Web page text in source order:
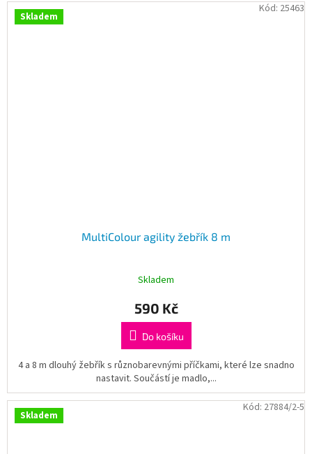
Skladem
MultiColour agility žebřík 8 m
Skladem
590 Kč
Do košíku
4 a 8 m dlouhý žebřík s různobarevnými příčkami, které lze snadno
nastavit. Součástí je madlo,...
Kód: 25463
Skladem
Kód: 27884/2-5